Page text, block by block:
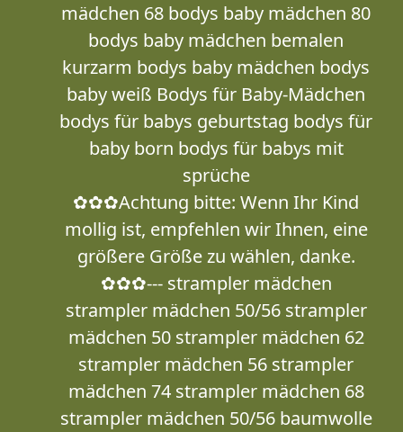
mädchen 68 bodys baby mädchen 80
bodys baby mädchen bemalen
kurzarm bodys baby mädchen bodys
baby weiß Bodys für Baby-Mädchen
bodys für babys geburtstag bodys für
baby born bodys für babys mit
sprüche
✿✿✿Achtung bitte: Wenn Ihr Kind
mollig ist, empfehlen wir Ihnen, eine
größere Größe zu wählen, danke.
✿✿✿--- strampler mädchen
strampler mädchen 50/56 strampler
mädchen 50 strampler mädchen 62
strampler mädchen 56 strampler
mädchen 74 strampler mädchen 68
strampler mädchen 50/56 baumwolle